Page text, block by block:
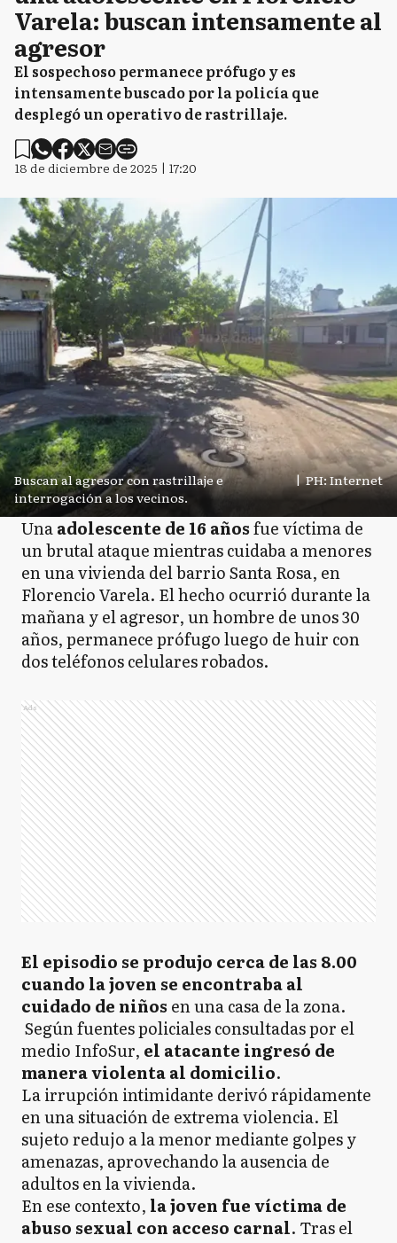
Varela: buscan intensamente al
agresor
El sospechoso permanece prófugo y es
intensamente buscado por la policía que
desplegó un operativo de rastrillaje.
18 de diciembre de 2025 | 17:20
Buscan al agresor con rastrillaje e
interrogación a los vecinos.
| PH: Internet
Unaadolescente de 16 añosfue víctima de
un brutal ataque mientras cuidaba a menores
en una vivienda del barrio Santa Rosa, en
Florencio Varela. El hecho ocurrió durante la
mañana y el agresor, un hombre de unos 30
años, permanece prófugo luego de huir con
dos teléfonos celulares robados.
Ads
El episodio se produjo cerca de las 8.00
cuando la joven se encontraba al
cuidado de niños en una casa de la zona.
Según fuentes policiales consultadas por el
medio InfoSur, el atacante ingresó de
manera violenta al domicilio.
La irrupción intimidante derivó rápidamente
en una situación de extrema violencia. El
sujeto redujo a la menor mediante golpes y
amenazas, aprovechando la ausencia de
adultos en la vivienda.
En ese contexto, la joven fue víctima de
abuso sexual con acceso carnal. Tras el